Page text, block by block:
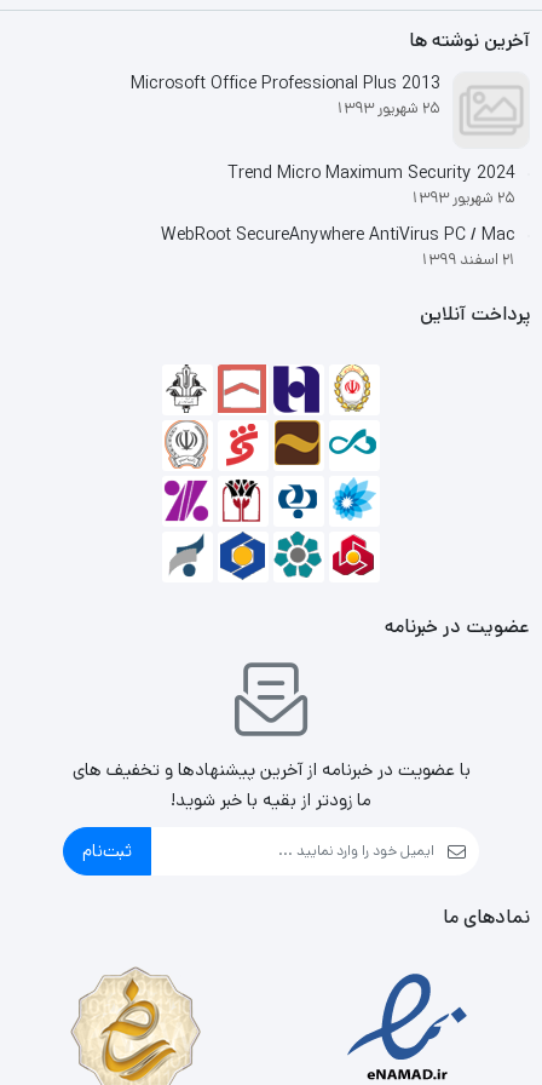
آخرین نوشته ها
Microsoft Office Professional Plus 2013
25 شهریور 1393
Trend Micro Maximum Security 2024
25 شهریور 1393
WebRoot SecureAnywhere AntiVirus PC / Mac
21 اسفند 1399
پرداخت آنلاین
عضویت در خبرنامه
با عضویت در خبرنامه از آخرین پیشنهادها و تخفیف های
ما زودتر از بقیه با خبر شوید!
ثبت‌نام
نمادهای ما